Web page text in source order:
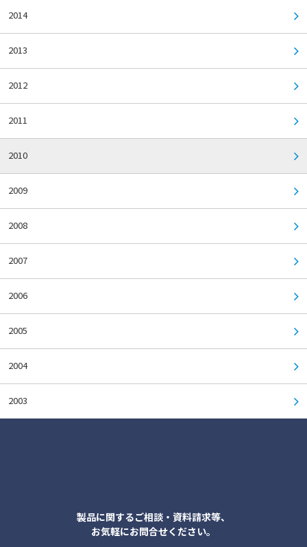
2014
2013
2012
2011
2010
2009
2008
2007
2006
2005
2004
2003
製品に関するご相談・資料請求等、
お気軽にお問合せください。